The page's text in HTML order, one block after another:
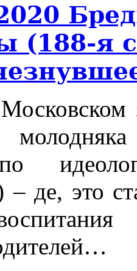
(188-я
де, это